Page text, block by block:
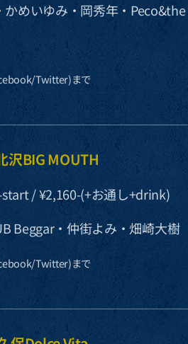
かめいゆみ・岡秀年・
Twitter)まで
沢BIG MOUTH
/ ¥2,160-(+お通し+drink)
Beggar・仲街よみ・畑崎大樹
Twitter)まで